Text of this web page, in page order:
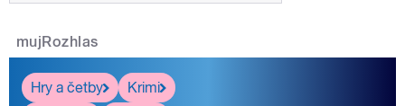
mujRozhlas
Hry a četby
Krimi